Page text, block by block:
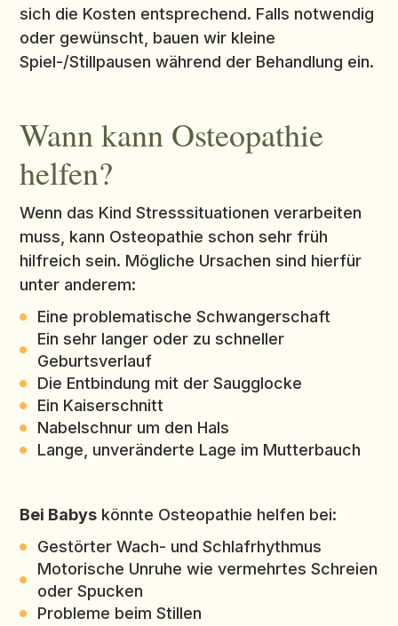
sich die Kosten entsprechend. Falls notwendig
oder gewünscht, bauen wir kleine
Spiel-/Stillpausen während der Behandlung ein.
Wann kann Osteopathie
helfen?
Wenn das Kind Stresssituationen verarbeiten
muss, kann Osteopathie schon sehr früh
hilfreich sein. Mögliche Ursachen sind hierfür
unter anderem:
Eine problematische Schwangerschaft
Ein sehr langer oder zu schneller
Geburtsverlauf
Die Entbindung mit der Saugglocke
Ein Kaiserschnitt
Nabelschnur um den Hals
Lange, unveränderte Lage im Mutterbauch
Bei Babys könnte Osteopathie helfen bei:
Gestörter Wach- und Schlafrhythmus
Motorische Unruhe wie vermehrtes Schreien
oder Spucken
Probleme beim Stillen